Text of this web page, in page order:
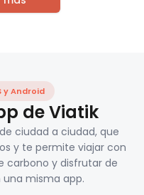
y Android
de Viatik
ciudad a ciudad, que
y te permite viajar con
carbono y disfrutar de
misma app.